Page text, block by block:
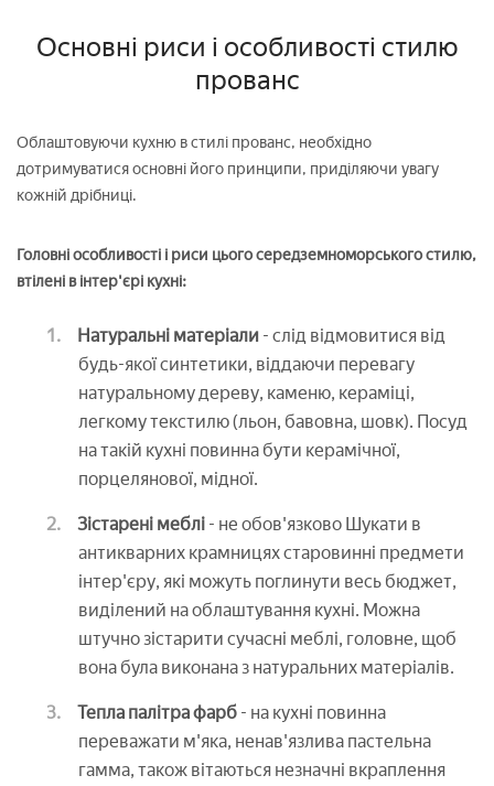
Основні риси і особливості стилю
прованс
Облаштовуючи кухню в стилі прованс, необхідно
дотримуватися основні його принципи, приділяючи увагу
кожній дрібниці.
Головні особливості і риси цього середземноморського стилю,
втілені в інтер'єрі кухні:
Натуральні матеріали - слід відмовитися від
будь-якої синтетики, віддаючи перевагу
натуральному дереву, каменю, кераміці,
легкому текстилю (льон, бавовна, шовк). Посуд
на такій кухні повинна бути керамічної,
порцелянової, мідної.
Зістарені меблі - не обов'язково Шукати в
антикварних крамницях старовинні предмети
інтер'єру, які можуть поглинути весь бюджет,
виділений на облаштування кухні. Можна
штучно зістарити сучасні меблі, головне, щоб
вона була виконана з натуральних матеріалів.
Тепла палітра фарб - на кухні повинна
переважати м'яка, ненав'язлива пастельна
гамма, також вітаються незначні вкраплення